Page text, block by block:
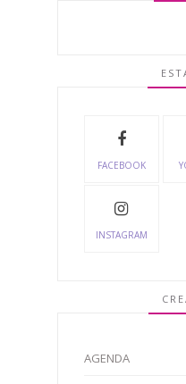
FACEBOOK
INSTAGRAM
AGENDA